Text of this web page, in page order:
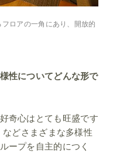
ロアの一角にあり、開放的
性についてどんな形で
奇心はとても旺盛です
どさまざまな多様性
ープを自主的につく